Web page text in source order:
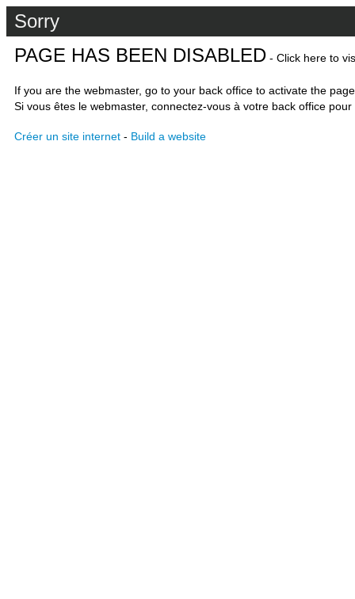
Sorry
PAGE HAS BEEN DISABLED - Click here to
If you are the webmaster, go to your back office to activate the
Si vous êtes le webmaster, connectez-vous à votre back office
Créer un site internet - Build a website